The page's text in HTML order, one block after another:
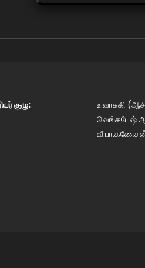
குழு:
உ.வாசுகி
வெங்கடேஷ்